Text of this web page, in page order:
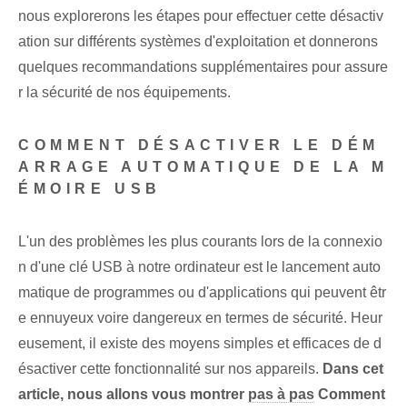
nous explorerons les étapes pour effectuer cette désactiv
ation sur différents systèmes d'exploitation et donnerons
quelques recommandations supplémentaires pour assure
r la sécurité de nos équipements.
COMMENT DÉSACTIVER LE DÉM
ARRAGE AUTOMATIQUE DE LA M
ÉMOIRE USB
L'un des problèmes les plus courants lors de la connexio
n d'une clé USB à notre ordinateur est le lancement auto
matique de programmes ou d'applications qui peuvent êtr
e ennuyeux voire dangereux en termes de sécurité. Heur
eusement, il existe des moyens simples et efficaces de d
ésactiver cette fonctionnalité sur nos appareils.⁢ Dans cet
article, nous allons vous montrer pas à pas Comment